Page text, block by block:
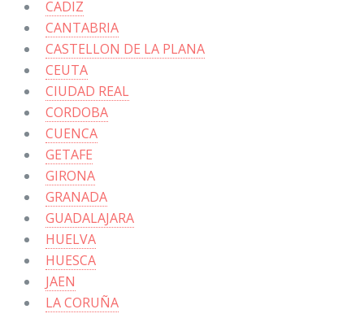
CADIZ
CANTABRIA
CASTELLON DE LA PLANA
CEUTA
CIUDAD REAL
CORDOBA
CUENCA
GETAFE
GIRONA
GRANADA
GUADALAJARA
HUELVA
HUESCA
JAEN
LA CORUÑA